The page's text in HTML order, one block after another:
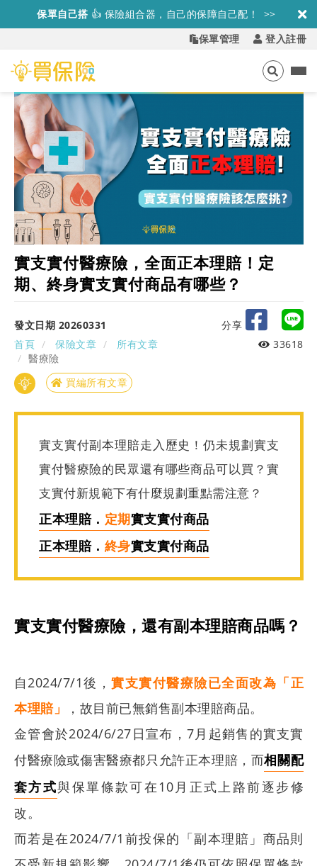
保單自己搭 👍 保險組合器，自己的保障自己配！ >>
保單管理
登入註冊
實支實付醫療險，全面正本理賠！定
期、終身實支實付商品有哪些？
發文日期 20260331
分享
首頁
保險文章
所有文章
醫療險
33618
買編所有文章
實支實付副本理賠走入歷史！仍未規劃實支
實付醫療險的民眾還有哪些商品可以買？實
支實付新規範下有什麼規劃重點需注意？
正本理賠． 定期實支實付商品
正本理賠． 終身實支實付商品
實支實付醫療險，還有副本理賠商品嗎？
自2024/7/1後，實支實付醫療險已全面改為「正
本理賠」
，故目前已無銷售副本理賠商品。
金管會於2024/6/27日宣布，7月起銷售的實支實
付醫療險或傷害醫療都只允許正本理賠，而相關配
套方式與保單條款可在10月正式上路前逐步修
改。
而若是在2024/7/1前投保的「副本理賠」商品則